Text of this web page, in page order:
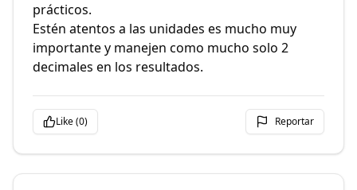
prácticos.
Estén atentos a las unidades es mucho muy
importante y manejen como mucho solo 2
decimales en los resultados.
Like (0) Reportar